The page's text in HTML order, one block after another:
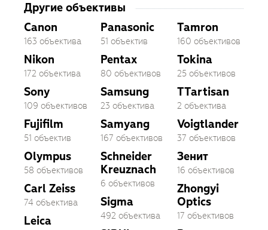
Другие объективы
Canon
163 объектива
Nikon
172 объектива
Sony
109 объективов
Fujifilm
51 объектив
Olympus
58 объективов
Carl Zeiss
74 объектива
Leica
Panasonic
51 объектив
Pentax
80 объективов
Samsung
23 объектива
Samyang
167 объективов
Schneider
Kreuznach
6 объективов
Sigma
492 объектива
Tamron
160 объективов
Tokina
25 объективов
TTartisan
2 объектива
Voigtlander
37 объективов
Зенит
16 объективов
Zhongyi
Optics
17 объективов